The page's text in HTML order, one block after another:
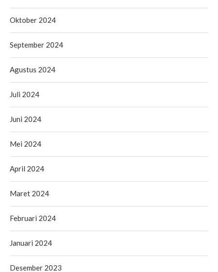
Oktober 2024
September 2024
Agustus 2024
Juli 2024
Juni 2024
Mei 2024
April 2024
Maret 2024
Februari 2024
Januari 2024
Desember 2023